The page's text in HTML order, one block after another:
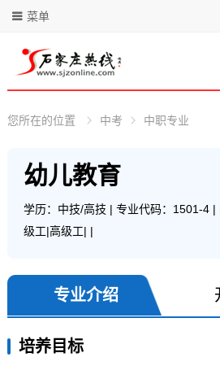
菜单
您所在的位置 中考 中职专业
幼儿教育
学历：中技/高技 专业代码：1501-4
级工|高级工|
专业介绍
培养目标